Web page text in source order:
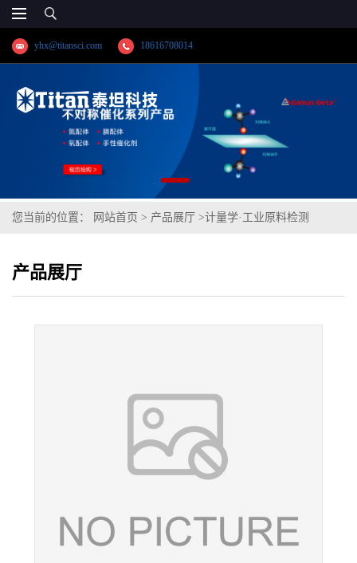
yhx@titansci.com 18616708014
您当前的位置： 网站首页 > 产品展厅 >计量学·工业原料检测
份:C/Si/Mn/P/S/Cr/Ni/Mo/V/Cu)
产品展厅